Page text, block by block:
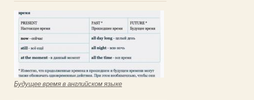
Будущее время в английском языке